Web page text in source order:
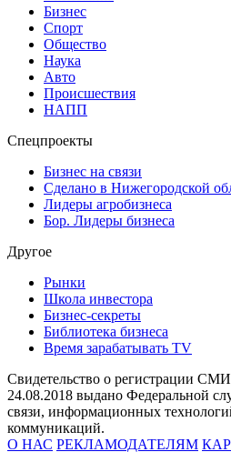
Бизнес
Спорт
Общество
Наука
Авто
Происшествия
НАПП
Спецпроекты
Бизнес на связи
Сделано в Нижегородской
Лидеры агробизнеса
Бор. Лидеры бизнеса
Другое
Рынки
Школа инвестора
Бизнес-секреты
Библиотека бизнеса
Время зарабатывать TV
Свидетельство о регистрации
24.08.2018 выдано Федеральной
связи, информационных
коммуникаций.
О НАС РЕКЛАМОДАТЕЛЯМ